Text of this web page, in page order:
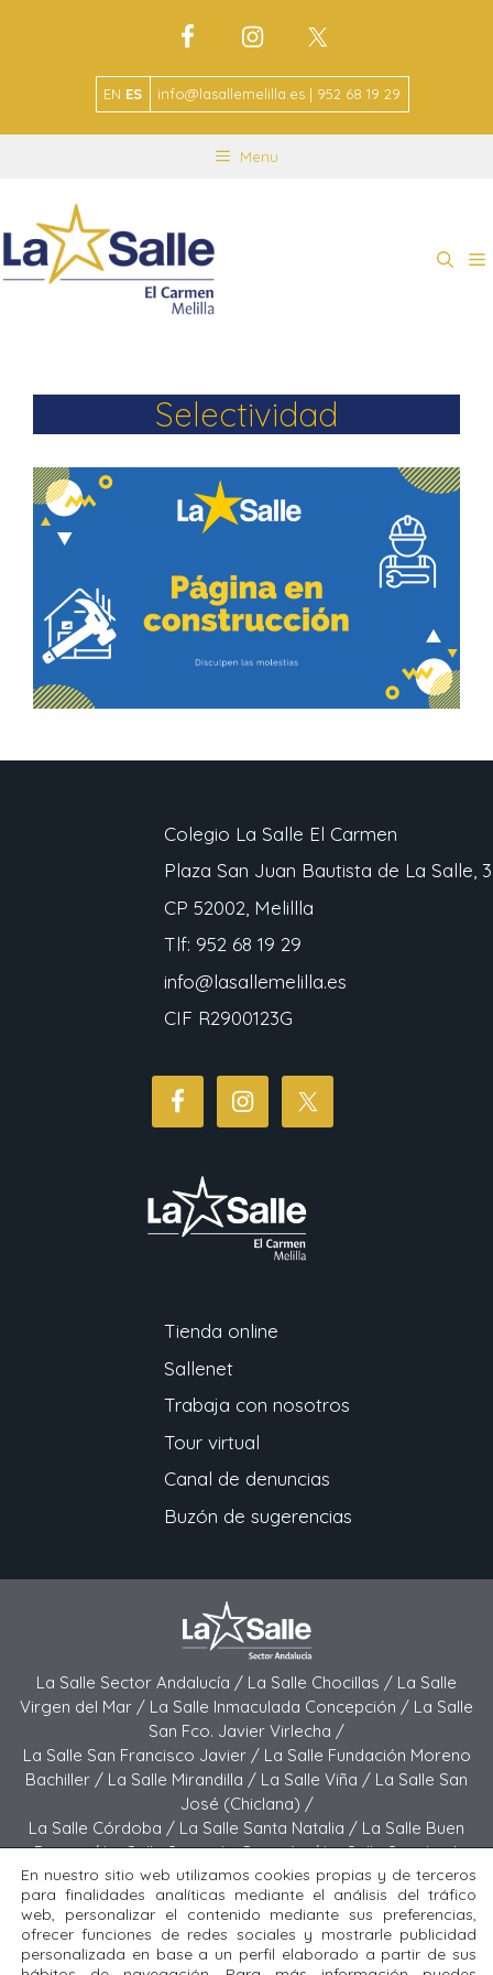
EN ES info@lasallemelilla.es | 952 68 19 29
Menu
Selectividad
Colegio La Salle El Carmen
Plaza San Juan Bautista de La Salle, 3
CP 52002, Melillla
Tlf: 952 68 19 29
info@lasallemelilla.es
CIF R2900123G
Tienda online
Sallenet
Trabaja con nosotros
Tour virtual
Canal de denuncias
Buzón de sugerencias
La Salle Sector Andalucía / La Salle Chocillas / La Salle
Virgen del Mar / La Salle Inmaculada Concepción / La Salle
San Fco. Javier Virlecha /
La Salle San Francisco Javier / La Salle Fundación Moreno
Bachiller / La Salle Mirandilla / La Salle Viña / La Salle San
José (Chiclana) /
La Salle Córdoba / La Salle Santa Natalia / La Salle Buen
Pastor /La Salle Sagrado Corazón /La Salle San José
(Jerez) / La Salle El Carmen (Melilla) /
La Salle Buen Consejo /La Salle El Carmen (San Fernando) /
La Salle San Francisco /La Salle Felipe Benito /La Salle La
Purísima
En nuestro sitio web utilizamos cookies propias y de terceros
para finalidades analíticas mediante el análisis del tráfico
web, personalizar el contenido mediante sus preferencias,
ofrecer funciones de redes sociales y mostrarle publicidad
personalizada en base a un perfil elaborado a partir de sus